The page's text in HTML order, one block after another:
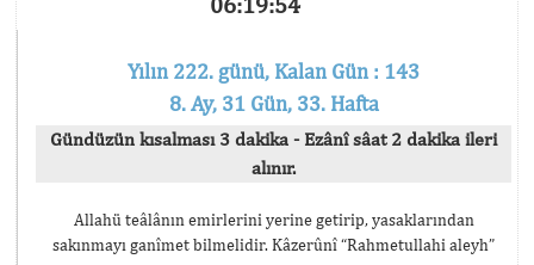
Yılın 222. günü, Kalan Gün : 143
8. Ay, 31 Gün, 33. Hafta
Gündüzün kısalması 3 dakika - Ezânî sâat 2 dakika ileri
alınır.
Allahü teâlânın emirlerini yerine getirip, yasaklarından
sakınmayı ganîmet bilmelidir. Kâzerûnî “Rahmetullahi aleyh”